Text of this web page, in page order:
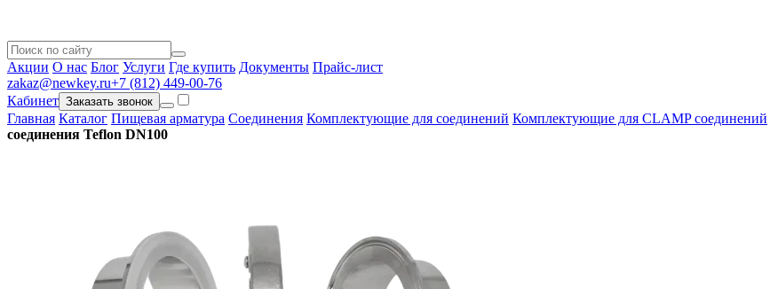
Акции О нас Блог Услуги Где купить Документы Прайс-лист
zakaz@newkey.ru+7 (812) 449-00-76
Кабинет Заказать звонок
Главная Каталог Пищевая арматура Соединения Комплектующие для соединений Комплектующие для CLAMP соединений
соединения Teflon DN100